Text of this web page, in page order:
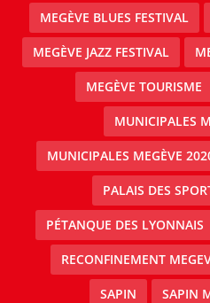
MEGÈVE BLUES FESTIVAL
MEGÈVE JAZZ FESTIVAL
MEGÈVE TOURISME
MUNICIPALES
MUNICIPALES MEGÈVE
PALAIS DES
PÉTANQUE DES LYONNAIS
RECONFINEMENT
SAPIN SAPIN